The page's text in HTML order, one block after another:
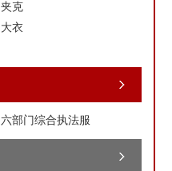
夹克
大衣
六部门综合执法服